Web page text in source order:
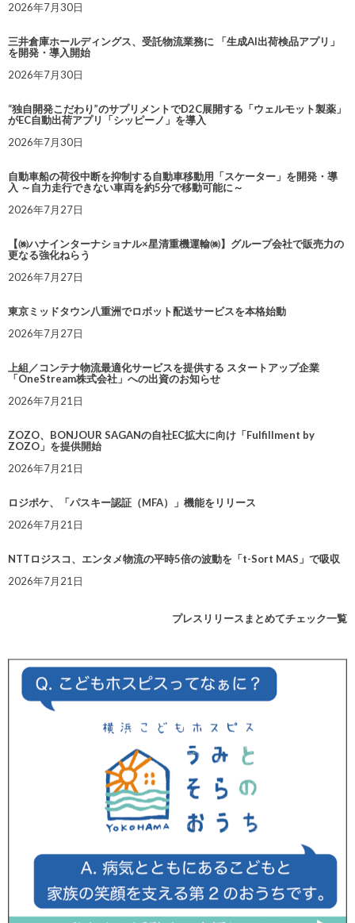
2026年7月30日
三井倉庫ホールディングス、受託物流業務に 「生成AI出荷検品アプリ」
を開発・導入開始
2026年7月30日
“独自開発こだわり”のサプリメントでD2C展開する「ウェルモット製薬」
がEC自動出荷アプリ「シッピーノ」を導入
2026年7月30日
自動車船の荷役中断を抑制する自動車移動用「スケーター」を開発・導
入 ～自力走行できない車両を約5分で移動可能に～
2026年7月27日
【㈱ハナインターナショナル×星清重機運輸㈱】グループ会社で販売力の
更なる強化ねらう
2026年7月27日
東京ミッドタウン八重洲でロボット配送サービスを本格始動
2026年7月27日
上組／コンテナ物流最適化サービスを提供する スタートアップ企業
「OneStream株式会社」への出資のお知らせ
2026年7月21日
ZOZO、BONJOUR SAGANの自社EC拡大に向け「Fulfillment by
ZOZO」を提供開始
2026年7月21日
ロジポケ、「パスキー認証（MFA）」機能をリリース
2026年7月21日
NTTロジスコ、エンタメ物流の平時5倍の波動を「t-Sort MAS」で吸収
2026年7月21日
プレスリリースまとめてチェック一覧